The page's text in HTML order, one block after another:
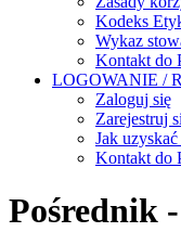
Kodeks
Wykaz
Kontakt do
LOGOWANIE /
Zaloguj się
Zarejestruj
Jak
Kontakt do
Pośrednik